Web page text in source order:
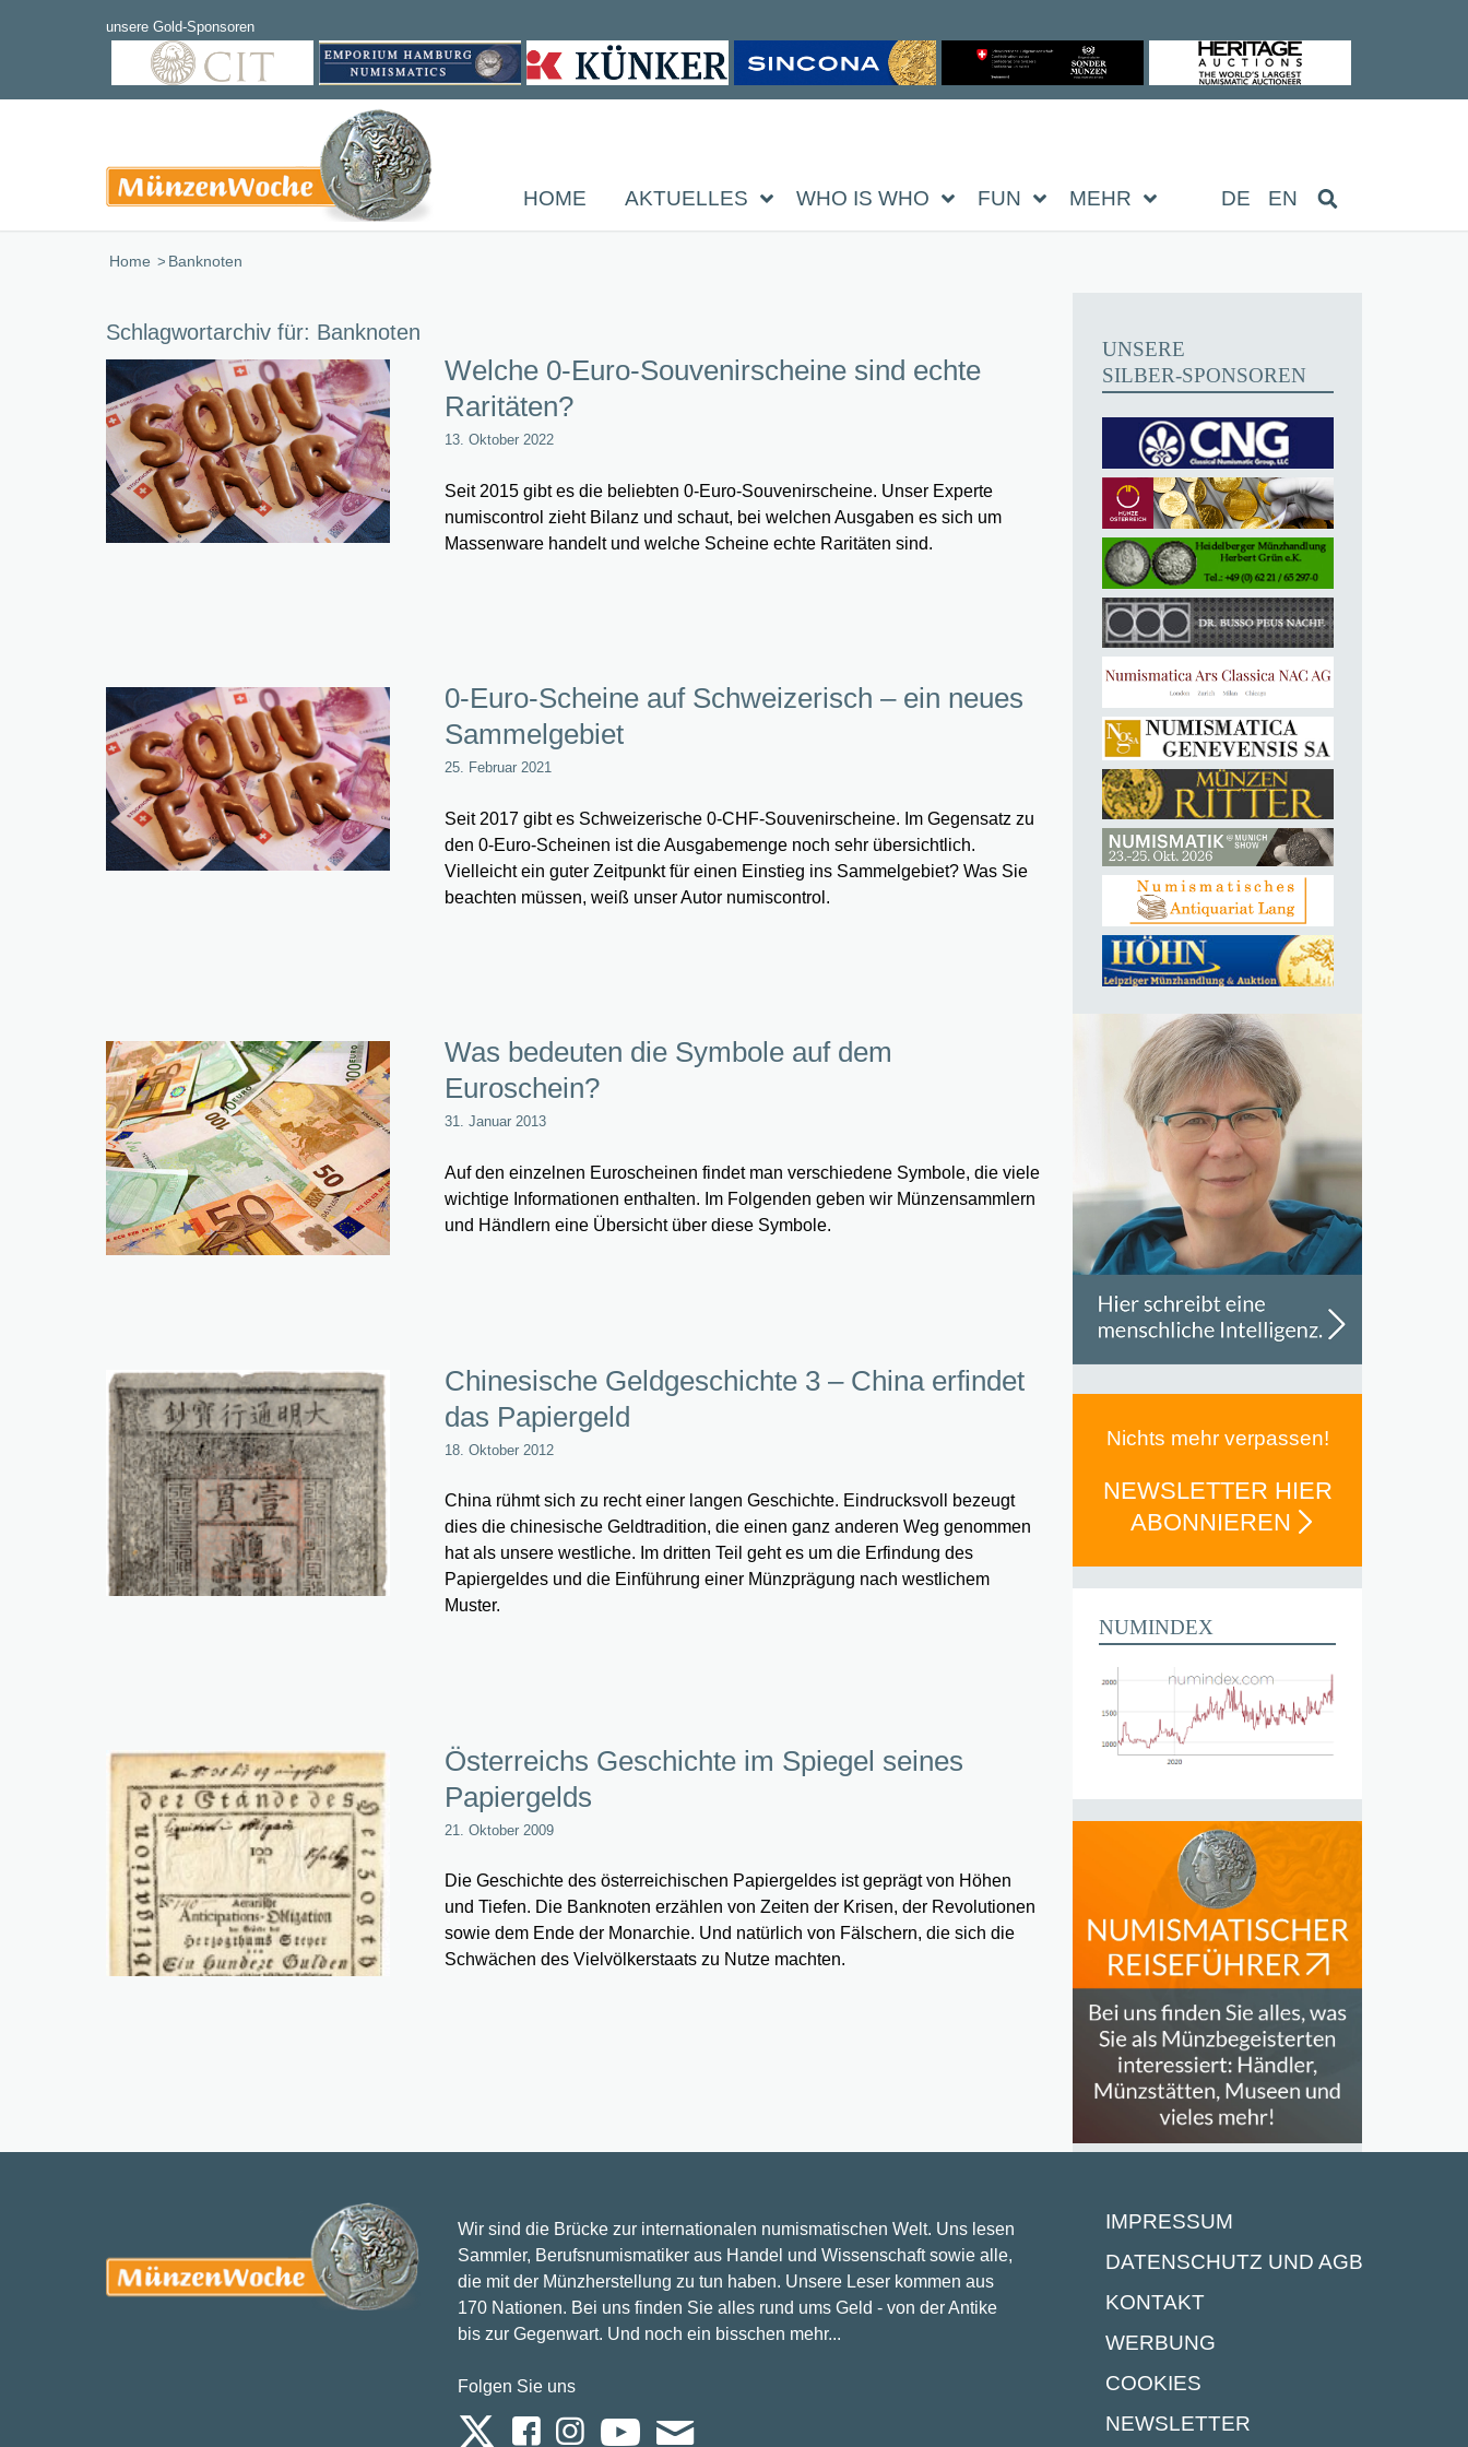
HOME AKTUELLES WHO IS WHO FUN MEHR DE EN
Home /Banknoten
Schlagwortarchiv für: Banknoten
Welche 0-Euro-Souvenirscheine sind echte
Raritäten?
13. Oktober 2022
Seit 2015 gibt es die beliebten 0-Euro-Souvenirscheine. Unser Experte
numiscontrol zieht Bilanz und schaut, bei welchen Ausgaben es sich um
Massenware handelt und welche Scheine echte Raritäten sind.
0-Euro-Scheine auf Schweizerisch – ein neues
Sammelgebiet
25. Februar 2021
Seit 2017 gibt es Schweizerische 0-CHF-Souvenirscheine. Im Gegensatz zu
den 0-Euro-Scheinen ist die Ausgabemenge noch sehr übersichtlich.
Vielleicht ein guter Zeitpunkt für einen Einstieg ins Sammelgebiet? Was Sie
beachten müssen, weiß unser Autor numiscontrol.
Was bedeuten die Symbole auf dem
Euroschein?
31. Januar 2013
Auf den einzelnen Euroscheinen findet man verschiedene Symbole, die viele
wichtige Informationen enthalten. Im Folgenden geben wir Münzensammlern
und Händlern eine Übersicht über diese Symbole.
Chinesische Geldgeschichte 3 – China erfindet
das Papiergeld
18. Oktober 2012
China rühmt sich zu recht einer langen Geschichte. Eindrucksvoll bezeugt
dies die chinesische Geldtradition, die einen ganz anderen Weg genommen
hat als unsere westliche. Im dritten Teil geht es um die Erfindung des
Papiergeldes und die Einführung einer Münzprägung nach westlichem
Muster.
Österreichs Geschichte im Spiegel seines
Papiergelds
21. Oktober 2009
Die Geschichte des österreichischen Papiergeldes ist geprägt von Höhen
und Tiefen. Die Banknoten erzählen von Zeiten der Krisen, der Revolutionen
sowie dem Ende der Monarchie. Und natürlich von Fälschern, die sich die
Schwächen des Vielvölkerstaats zu Nutze machten.
UNSERE
SILBER-SPONSOREN
Nichts mehr verpassen!
NEWSLETTER HIER
ABONNIEREN
NUMINDEX
Wir sind die Brücke zur internationalen numismatischen Welt. Uns lesen
Sammler, Berufsnumismatiker aus Handel und Wissenschaft sowie alle,
die mit der Münzherstellung zu tun haben. Unsere Leser kommen aus
170 Nationen. Bei uns finden Sie alles rund ums Geld - von der Antike
bis zur Gegenwart. Und noch ein bisschen mehr...
Folgen Sie uns
IMPRESSUM
DATENSCHUTZ UND AGB
KONTAKT
WERBUNG
COOKIES
NEWSLETTER